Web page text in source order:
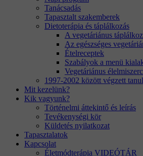
Tanácsadás
Tapasztalt szakemberek
Dietoterápia és táplálkozás
A vegetáriánus
Az egészséges
Ételreceptek
Szabályok a menü
Vegetáriánus
1997-2002 között végzett
Mit kezelünk?
Kik vagyunk?
Történelmi áttekintő és leírás
Tevékenységi kör
Küldetés nyilatkozat
Tapasztalatok
Kapcsolat
Életmódterápia VIDEÓTÁR